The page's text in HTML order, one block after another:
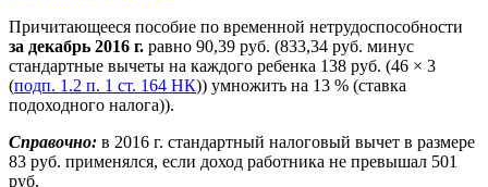
Причитающееся пособие по временной нетрудоспособности
за декабрь 2016 г. равно 90,39 руб. (833,34 руб. минус
стандартные вычеты на каждого ребенка 138 руб. (46 × 3
(подп. 1.2 п. 1 ст. 164 НК)) умножить на 13 % (ставка
подоходного налога)).
Справочно: в 2016 г. стандартный налоговый вычет в размере
83 руб. применялся, если доход работника не превышал 501
руб.